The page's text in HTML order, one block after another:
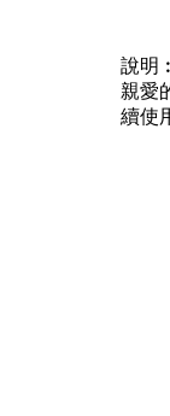
說明︰
親愛
續使